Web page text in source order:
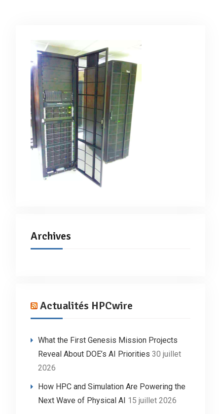
Archives
Actualités HPCwire
What the First Genesis Mission Projects
Reveal About DOE’s AI Priorities 30 juillet
2026
How HPC and Simulation Are Powering the
Next Wave of Physical AI 15 juillet 2026